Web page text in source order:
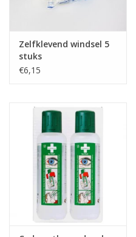
Zelfklevend windsel 5
stuks
€6,15